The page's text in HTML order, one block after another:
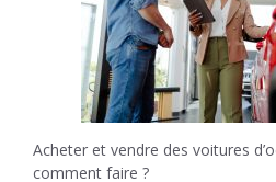
Acheter et vendre des voitures
comment faire ?